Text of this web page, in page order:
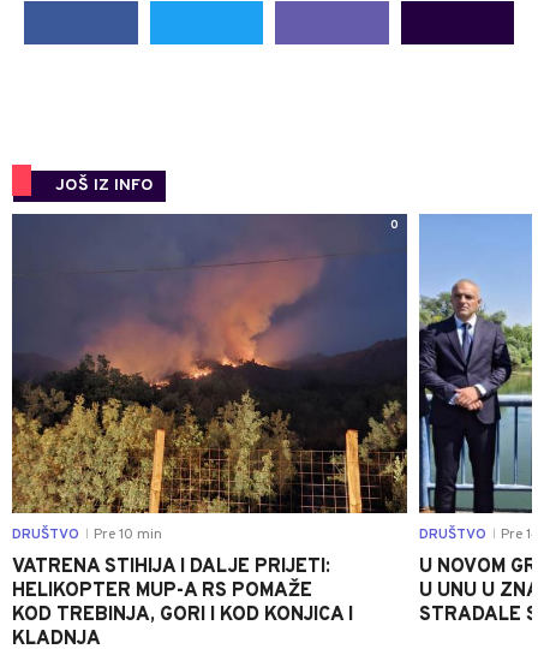
JOŠ IZ INFO
0
DRUŠTVO Pre 10 min
VATRENA STIHIJA I DALJE PRIJETI:
HELIKOPTER MUP-A RS POMAŽE
KOD TREBINJA, GORI I KOD KONJICA I
KLADNJA
DRUŠTVO Pre
U NOVOM
U UNU U
STRADALE